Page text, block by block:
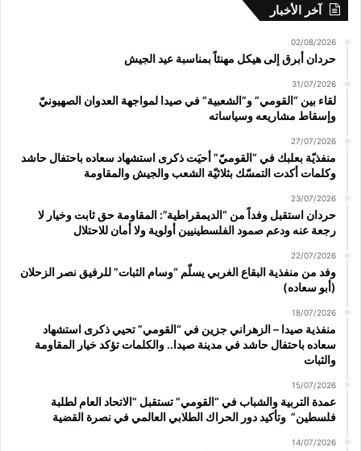
آخر الأخبار
02/08/2026
حردان أبرق إلى هيكل مهنئاً بمناسبة عيد الجيش
31/07/2026
لقاء بين “القومي” و”الشعبية” في صيدا لمواجهة العدوان الصهيونيّ
وإسقاط مشاريعه وسياساته
27/07/2026
منفذيّة بعلبك في “القوميّ” أحيَت ذكرى استشهاد سعاده باحتفال حاشد
وكلمات أكدت التمسّك بثلاثيّة الشعب والجيش والمقاومة
23/07/2026
حردان استقبل وفداً من “الديمقراطية”: المقاومة حق ثابت وخيار لا
رجعة عنه ودعم صمود الفلسطينيين أولوية ولا أمان للاحتلال
22/07/2026
وفد من منفذية البقاع الغربي يسلّم “وسام الثبات” للرفيق نصر الزحلان
(أبو سعاده)
18/07/2026
منفذية صيدا – الزهراني جزين في “القومي” تحيي ذكرى استشهاد
سعاده باحتفال حاشد في مدينة صيدا.. والكلمات تؤكد خيار المقاومة
والثبات
15/07/2026
عمدة التربية والشباب في “القومي” تستقبل “الاتحاد العام لطلبة
فلسطين” وتأكيد دور الحراك الطلابي العالمي في نصرة القضية
14/07/2026